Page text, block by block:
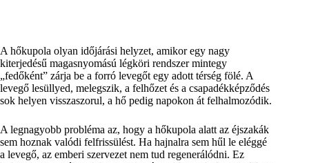
A hőkupola olyan időjárási helyzet, amikor egy nagy
kiterjedésű magasnyomású légköri rendszer mintegy
„fedőként” zárja be a forró levegőt egy adott térség fölé. A
levegő lesüllyed, melegszik, a felhőzet és a csapadékképződés
sok helyen visszaszorul, a hő pedig napokon át felhalmozódik.
A legnagyobb probléma az, hogy a hőkupola alatt az éjszakák
sem hoznak valódi felfrissülést. Ha hajnalra sem hűl le eléggé
a levegő, az emberi szervezet nem tud regenerálódni. Ez